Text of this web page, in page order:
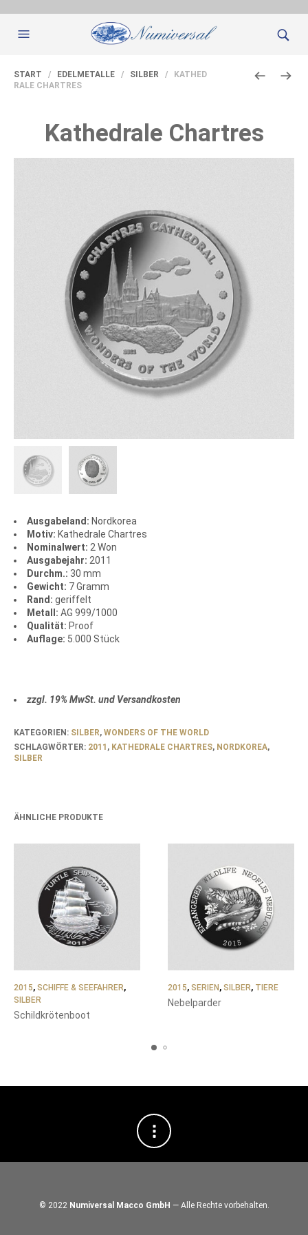
START / EDELMETALLE / SILBER / KATHED
RALE CHARTRES
Kathedrale Chartres
Ausgabeland: Nordkorea
Motiv: Kathedrale Chartres
Nominalwert: 2 Won
Ausgabejahr: 2011
Durchm.: 30 mm
Gewicht: 7 Gramm
Rand: geriffelt
Metall: AG 999/1000
Qualität: Proof
Auflage: 5.000 Stück
zzgl. 19% MwSt. und Versandkosten
KATEGORIEN: SILBER, WONDERS OF THE WORLD
SCHLAGWÖRTER: 2011 , KATHEDRALE CHARTRES, NORDKOREA,
SILBER
ÄHNLICHE PRODUKTE
2015, SCHIFFE & SEEFAHRER,
SILBER
Schildkrötenboot
2015, SERIEN, SILBER, TIERE
Nebelparder
© 2022 Numiversal Macco GmbH — Alle Rechte vorbehalten.